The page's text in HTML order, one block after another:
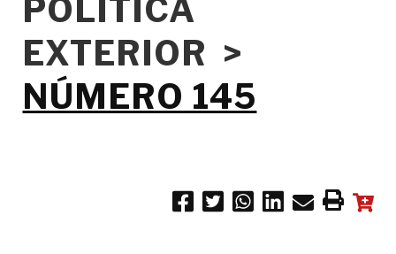
POLÍTICA
EXTERIOR >
NÚMERO 145